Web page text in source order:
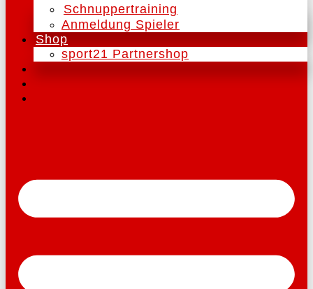
Schnuppertraining
Anmeldung Spieler
Shop
sport21 Partnershop